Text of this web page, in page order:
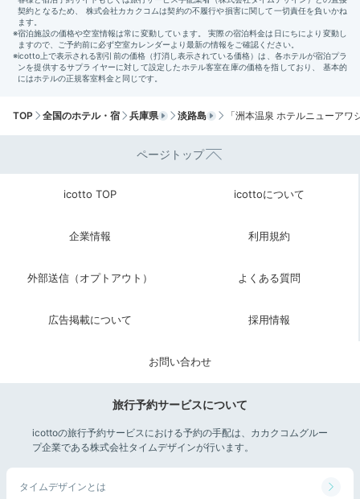
洲本市その他 / ダイニングバー
バル淡道
兵庫県洲本市小路谷20 ホテルニュ
TOP 全国のホテル・宿 兵庫県 淡路島 「洲本温泉 ホテルニューアワ
ページトップ
icotto TOP icottoについて
企業情報 利用規約
外部送信（オプトアウト） よくある質問
広告掲載について 採用情報
お問い合わせ
旅行予約サービスについて
icottoの旅行予約サービスにおける予約の手配は、カカクコムグルー
プ企業である株式会社タイムデザインが行います。
タイムデザインとは